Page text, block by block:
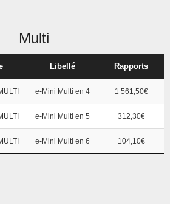
Multi
Libellé Rapports
e-Mini Multi en 4 1 561,50€
e-Mini Multi en 5 312,30€
e-Mini Multi en 6 104,10€